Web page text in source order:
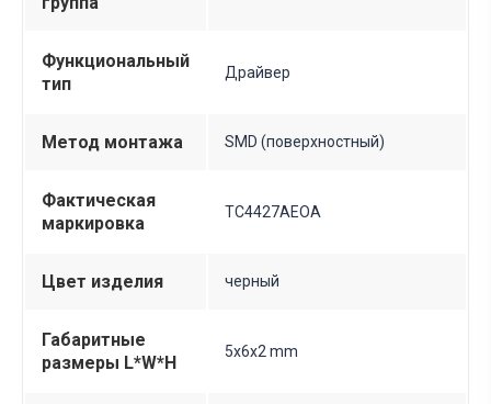
Функциональный
тип
Драйвер
Метод монтажа SMD (поверхностный)
Фактическая
маркировка
TC4427AEOA
Цвет изделия черный
Габаритные
размеры L*W*H
5х6х2 mm